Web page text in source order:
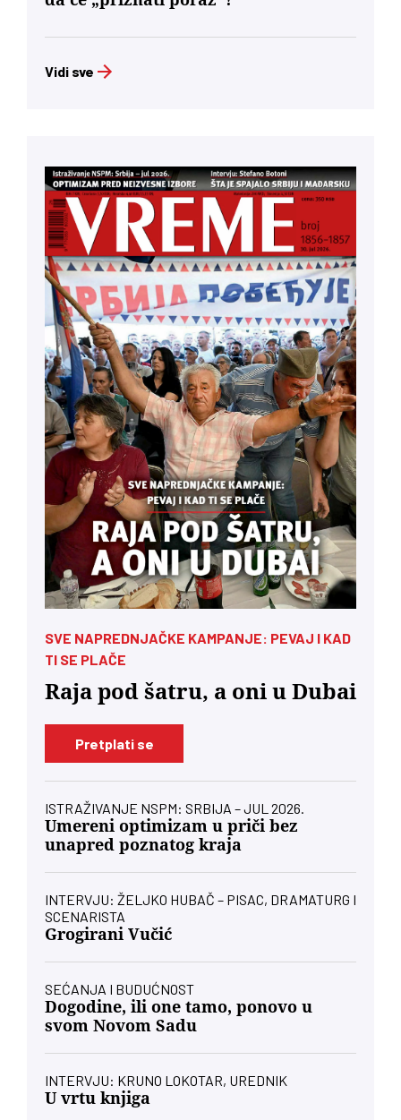
Vidi sve
SVE NAPREDNJAČKE KAMPANJE: PEVAJ I KAD
TI SE PLAČE
Raja pod šatru, a oni u Dubai
Pretplati se
ISTRAŽIVANJE NSPM: SRBIJA – JUL 2026.
Umereni optimizam u priči bez
unapred poznatog kraja
INTERVJU: ŽELJKO HUBAČ – PISAC, DRAMATURG I
SCENARISTA
Grogirani Vučić
SEĆANJA I BUDUĆNOST
Dogodine, ili one tamo, ponovo u
svom Novom Sadu
INTERVJU: KRUNO LOKOTAR, UREDNIK
U vrtu knjiga